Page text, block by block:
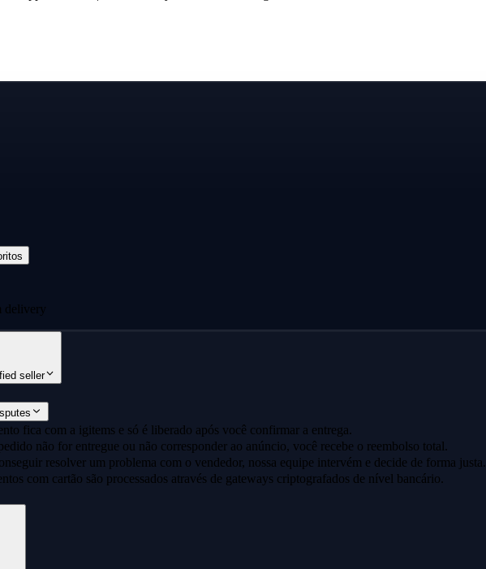
delivery
seller
fica com a igitems e só é liberado após você confirmar a entrega.
não for entregue ou não corresponder ao anúncio, você recebe o reembolso total.
resolver um problema com o vendedor, nossa equipe intervém e decide de forma justa.
com cartão são processados através de gateways criptografados de nível bancário.